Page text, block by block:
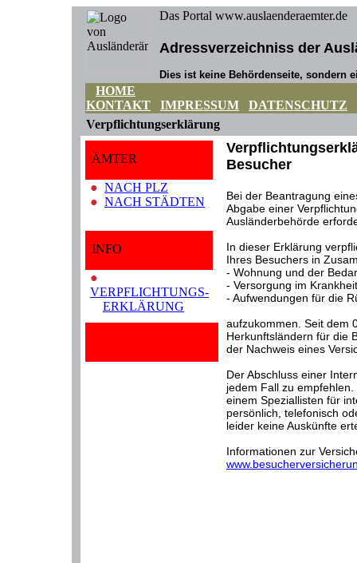
Das Portal www.auslaenderaemter.de
Adressverzeichniss der
Dies ist keine Behördenseite, sondern
HOME
KONTAKT
IMPRESSUM
DATENSCHUTZ
Verpflichtungserklärung
ÄMTER
● NACH PLZ
● NACH STÄDTEN
INFO
●
VERPFLICHTUNGS-
ERKLÄRUNG
Besucher
Bei der Beantragung
Abgabe einer
Ausländerbehörde
In dieser Erklärung
Ihres Besuchers in
- Wohnung und der
- Versorgung im
- Aufwendungen für die
aufzukommen. Seit dem
Herkunftsländern für die
der Nachweis eines
Der Abschluss einer
jedem Fall zu
einem Speziallisten für
persönlich, telefonisch
leider keine Auskünfte
Informationen zur